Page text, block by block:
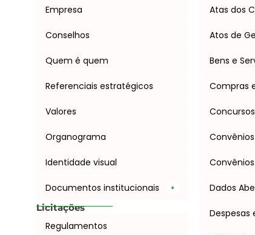
Empresa
Conselhos
Quem é quem
Referenciais estratégicos
Valores
Organograma
Identidade visual
Documentos institucionais
Licitações
Regulamentos
Atas dos
Atos de
Bens e
Compras
Dados
Despesas